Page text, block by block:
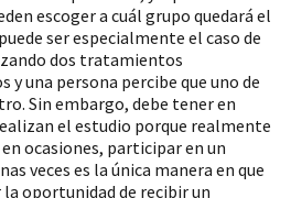
escoger a cuál grupo quedará el
ser especialmente el caso de
dos tratamientos
una persona percibe que uno de
Sin embargo, debe tener en
el estudio porque realmente
en ocasiones, participar en un
veces es la única manera en que
oportunidad de recibir un